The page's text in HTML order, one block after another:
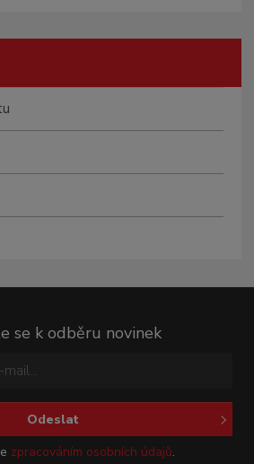
se k odběru novinek
Odeslat
zpracováním osobních údajů.